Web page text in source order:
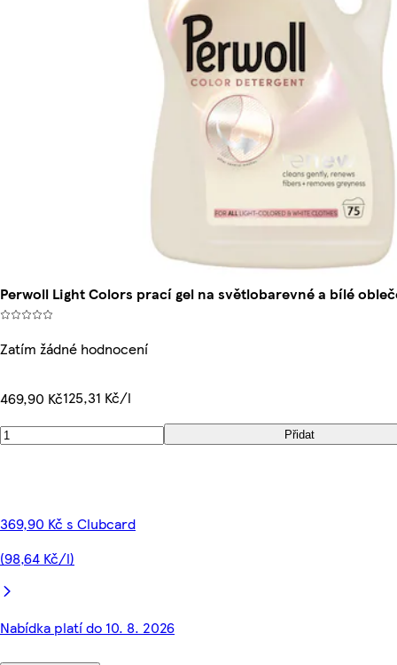
Perwoll Light Colors prací gel na světlobarevné a bílé
Zatím žádné hodnocení
469,90 Kč125,31 Kč/l
Přidat
369,90 Kč s Clubcard
(98,64 Kč/l)
Nabídka platí do 10. 8. 2026